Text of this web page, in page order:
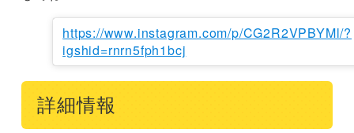
https://www.instagram.com/p/CG2R2VPBYMl/?
igshid=rnrn5fph1bcj
詳細情報